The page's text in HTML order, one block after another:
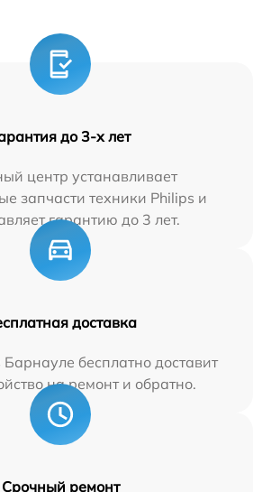
до 3-х лет
центр устанавливает
запчасти техники Philips и
гарантию до 3 лет.
доставка
бесплатно доставит
на ремонт и обратно.
Срочный ремонт